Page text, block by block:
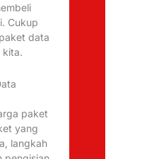
Cukup
data
kita.
paket
yang
langkah